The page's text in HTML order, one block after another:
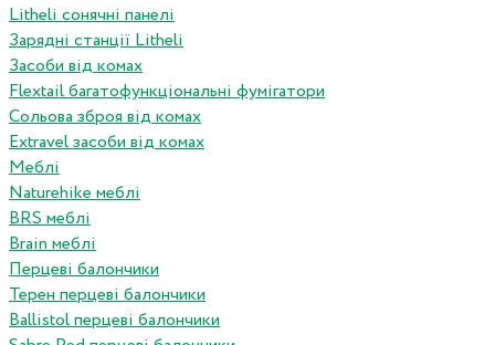
Litheli сонячні панелі
Зарядні станції Litheli
Засоби від комах
Flextail багатофункціональні фумігатори
Сольова зброя від комах
Extravel засоби від комах
Меблі
Naturehike меблі
BRS меблі
Brain меблі
Перцеві балончики
Терен перцеві балончики
Ballistol перцеві балончики